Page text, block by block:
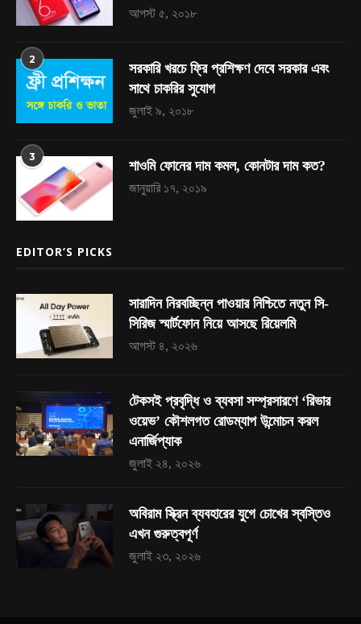
আগস্ট ৫, ২০১৮
2
সরকারি খরচে ফ্রি প্রশিক্ষণ দেবে সরকার এবং
সাথে চাকরির সুযোগ
জুলাই ৯, ২০১৮
3
শাওমি ফোনের দাম কমল, কোনটার দাম কত?
জানুয়ারি ১৭, ২০১৯
EDITOR’S PICKS
সারাদিন নিরবচ্ছিন্ন পাওয়ার নিশ্চিতে নতুন সি-
সিরিজ স্মার্টফোন নিয়ে আসছে রিয়েলমি
আগস্ট ৪, ২০২৬
টেকসই প্রবৃদ্ধি ও ব্যবসা সম্প্রসারণে ‘রিভার
ওয়েভ’ কৌশলগত রোডম্যাপ উন্মোচন করল
এনার্জিপ্যাক
জুলাই ২৪, ২০২৬
অবিরাম স্ক্রিন ব্যবহারের যুগে চোখের স্বস্তিও
এখন গুরুত্বপূর্ণ
জুলাই ২৩, ২০২৬